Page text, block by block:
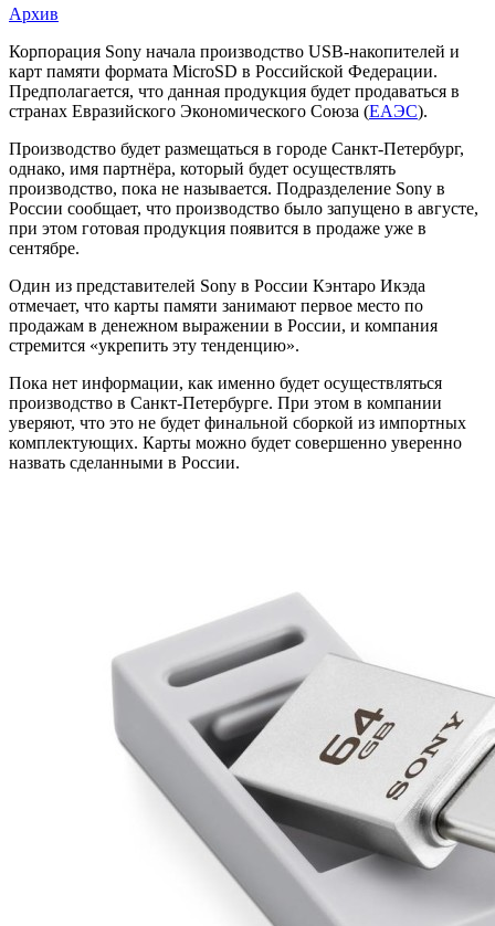
Архив
Sony
начнет
выпускать
карты
памяти
и
USB
флеш-
накопители
в
России
Корпорация Sony начала производство USB-накопителей и
карт памяти формата MicroSD в Российской Федерации.
Предполагается, что данная продукция будет продаваться в
странах Евразийского Экономического Союза (ЕАЭС).
Производство будет размещаться в городе Санкт-Петербург,
однако, имя партнёра, который будет осуществлять
производство, пока не называется. Подразделение Sony в
России сообщает, что производство было запущено в августе,
при этом готовая продукция появится в продаже уже в
сентябре.
Один из представителей Sony в России Кэнтаро Икэда
отмечает, что карты памяти занимают первое место по
продажам в денежном выражении в России, и компания
стремится «укрепить эту тенденцию».
Пока нет информации, как именно будет осуществляться
производство в Санкт-Петербурге. При этом в компании
уверяют, что это не будет финальной сборкой из импортных
комплектующих. Карты можно будет совершенно уверенно
назвать сделанными в России.